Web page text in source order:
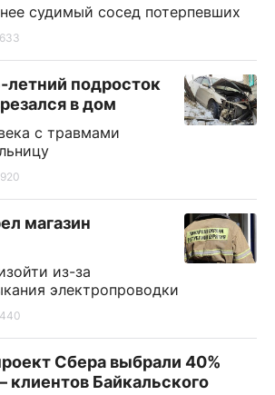
судимый сосед потерпевших
летний подросток
в дом
с травмами
магазин
из-за
электропроводки
Сбера выбрали 40%
клиентов Байкальского